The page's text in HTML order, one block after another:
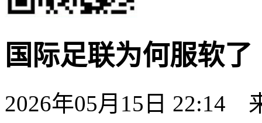
国际足联为何服软了
2026年05月15日 22:14